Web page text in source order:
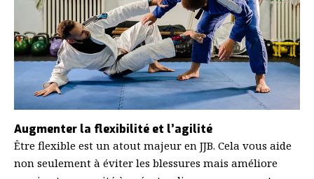
Augmenter la flexibilité et l’agilité
Être flexible est un atout majeur en JJB. Cela vous aide
non seulement à éviter les blessures mais améliore